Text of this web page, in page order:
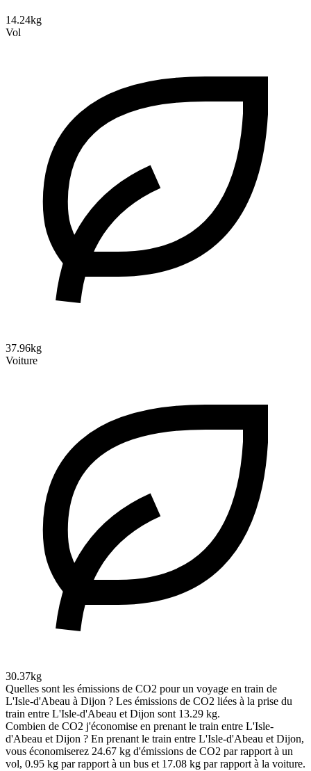
14.24kg
Vol
37.96kg
Voiture
30.37kg
Quelles sont les émissions de CO2 pour un voyage en train de
L'Isle-d'Abeau à Dijon ? Les émissions de CO2 liées à la prise du
train entre L'Isle-d'Abeau et Dijon sont 13.29 kg.
Combien de CO2 j'économise en prenant le train entre L'Isle-
d'Abeau et Dijon ? En prenant le train entre L'Isle-d'Abeau et Dijon,
vous économiserez 24.67 kg d'émissions de CO2 par rapport à un
vol, 0.95 kg par rapport à un bus et 17.08 kg par rapport à la voiture.